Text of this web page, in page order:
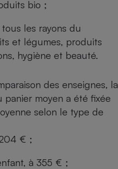
bio ;
les rayons du
et légumes, produits
hygiène et beauté.
des enseignes, la
moyen a été fixée
selon le type de
€ ;
à 355 € ;